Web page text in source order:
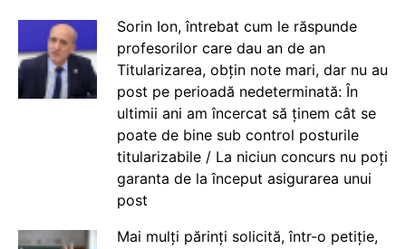
Sorin Ion, întrebat cum le răspunde
profesorilor care dau an de an
Titularizarea, obțin note mari, dar nu au
post pe perioadă nedeterminată: În
ultimii ani am încercat să ținem cât se
poate de bine sub control posturile
titularizabile / La niciun concurs nu poți
garanta de la început asigurarea unui
post
Mai mulți părinți solicită, într-o petiție,